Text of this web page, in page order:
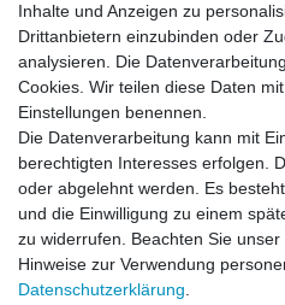
Inhalte und Anzeigen zu
Drittanbietern einzubinden oder
analysieren. Die
Cookies. Wir teilen diese Daten
Einstellungen benennen.
Die Datenverarbeitung kann mit
berechtigten Interesses erfolgen.
oder abgelehnt werden. Es
und die Einwilligung zu einem
zu widerrufen. Beachten Sie unser
Hinweise zur Verwendung
Daten­schutz­erklärung